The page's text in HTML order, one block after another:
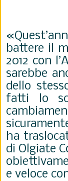
battere il
2012 con
sarebbe
dello
fatti lo
ha
di Olgiate
e veloce